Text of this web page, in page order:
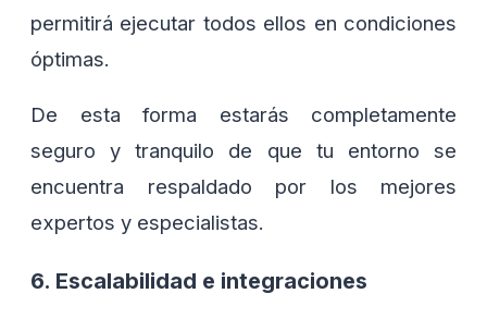
permitirá ejecutar todos ellos en condiciones
óptimas.
De esta forma estarás completamente
seguro y tranquilo de que tu entorno se
encuentra respaldado por los mejores
expertos y especialistas.
6. Escalabilidad e integraciones